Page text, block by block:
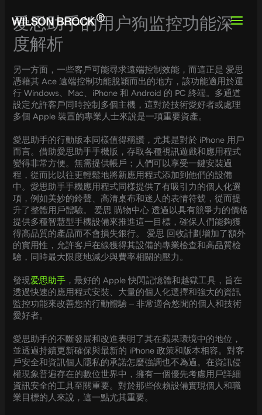
content
爱思助手的用户狗监控功能深
度解析
另一方面，一些客戶可能尋求遠端控制效能，而這正是 爱思
憑藉其 Ace 遠端控制功能脫穎而出的地方，該功能適用於運
行 Windows、Mac、iPhone 和 Android 的 PC 終端。多通道
設定允許客戶同時控制多個主機，這對於技術愛好者或處理
多個 Apple 裝置的專業人士來說是一項重要資產。
愛思助手的行動版本同樣值得稱讚，尤其是對於 iPhone 用戶
而言。借助愛思助手手機版，存取各種視訊遊戲和應用程式
變得非常方便。無需提供帳戶；人們可以享受一鍵安裝過
程，從而比以往更輕鬆地將新應用程式添加到他們的設備
中。愛思助手手機應用程式同樣提供了有吸引力的個人化選
項，例如美妙的鈴聲、高清桌布和迷人的表情符號，從而提
升了整體用戶體驗。 爱思 購物中心 透過以具有競爭力的價格
提供多種智慧型手機設備來推進這一目標，確保人們能夠獲
得高品質的產品而不會損失銀行。 爱思 回收計劃增加了額外
的實用性，允許客戶在線獲得其設備的專業檢查和高品質檢
驗，同時最大限度地減少與費率相關的壓力。
發現爱思助手 ，最好的 Apple 快閃記憶體和越獄工具，旨在
透過快速的應用程式安裝、大量的個人化選擇和強大的資訊
監控功能來改善您的行動體驗 – 非常適合悠閒的個人和技術
愛好者。
愛思助手的不斷發展和改進表明了其在蘋果環境中的地位，
並透過持續更新確保與最新的 iPhone 政策和版本相容。對客
戶安全和資訊個人隱私的承諾怎麼強調也不為過。在資訊侵
權現象普遍存在的數位世界中，擁有一個優先考慮用戶詳細
資訊安全的工具至關重要。對於那些依賴設備實現個人和職
業目標的人來說，這一點尤其重要。